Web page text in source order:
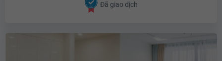
Đã giao dịch